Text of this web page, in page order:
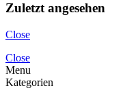
Zuletzt angesehen
Close
Close
Menu
Kategorien